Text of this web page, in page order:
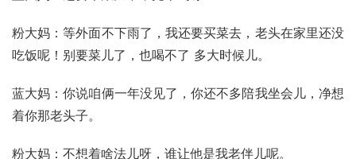
粉大妈：等外面不下雨了，我还要买菜去，老头在家里还没
吃饭呢！别要菜儿了，也喝不了 多大时候儿。
蓝大妈：你说咱俩一年没见了，你还不多陪我坐会儿，净想
着你那老头子。
粉大妈：不想着啥法儿呀，谁让他是我老伴儿呢。